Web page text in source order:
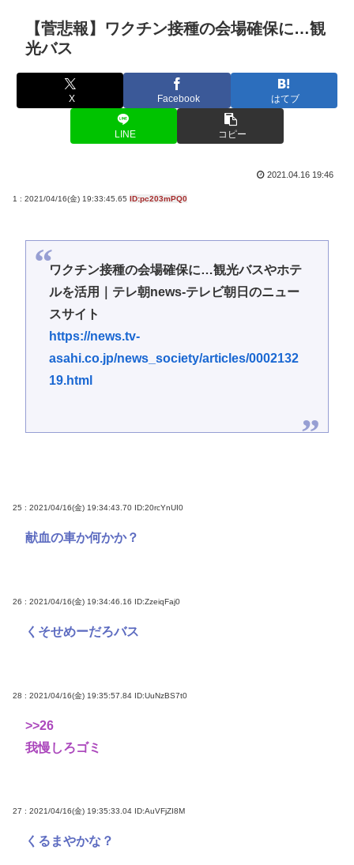
【菅悲報】ワクチン接種の会場確保に…観
光バス
X Facebook はてブ
LINE コピー
2021.04.16 19:46
1 : 2021/04/16(金) 19:33:45.65 ID:pc203mPQ0
ワクチン接種の会場確保に…観光バスやホテ
ルを活用｜テレ朝news-テレビ朝日のニュー
スサイト
https://news.tv-
asahi.co.jp/news_society/articles/0002132
19.html
25 : 2021/04/16(金) 19:34:43.70 ID:20rcYnUI0
献血の車か何かか？
26 : 2021/04/16(金) 19:34:46.16 ID:ZzeiqFaj0
くそせめーだろバス
28 : 2021/04/16(金) 19:35:57.84 ID:UuNzBS7t0
>>26
我慢しろゴミ
27 : 2021/04/16(金) 19:35:33.04 ID:AuVFjZI8M
くるまやかな？